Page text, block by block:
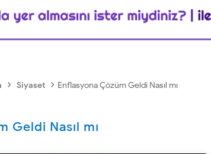
› Siyaset › Enflasyona Çözüm Geldi Nasıl mı
Geldi Nasıl mı